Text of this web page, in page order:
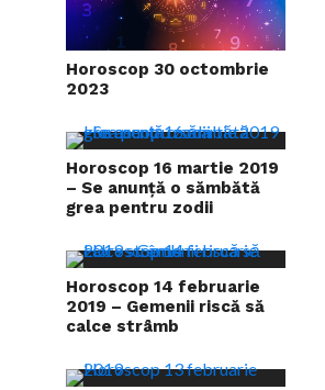
Horoscop 30 octombrie
2023
Horoscop 16 martie 2019
– Se anunță o sămbătă
grea pentru zodii
Horoscop 14 februarie
2019 – Gemenii riscă să
calce strâmb